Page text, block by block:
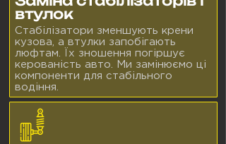
втулок
Стабілізатори зменшують крени
кузова, а втулки запобігають
люфтам. Їх зношення погіршує
керованість авто. Ми замінюємо ці
компоненти для стабільного
водіння.